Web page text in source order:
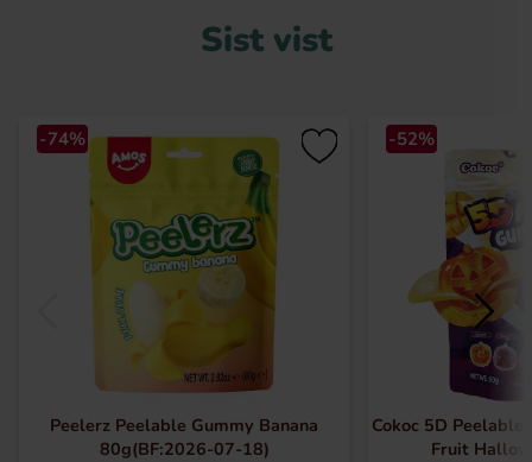
Sist vist
-74%
Peelerz Peelable Gummy Banana
80g(BF:2026-07-18)
-52%
Cokoc 5D Peelable
Fruit